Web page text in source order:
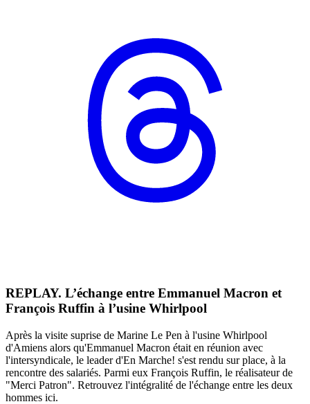
REPLAY. L’échange entre Emmanuel Macron et
François Ruffin à l’usine Whirlpool
Après la visite suprise de Marine Le Pen à l'usine Whirlpool
d'Amiens alors qu'Emmanuel Macron était en réunion avec
l'intersyndicale, le leader d'En Marche! s'est rendu sur place, à la
rencontre des salariés. Parmi eux François Ruffin, le réalisateur de
"Merci Patron". Retrouvez l'intégralité de l'échange entre les deux
hommes ici.